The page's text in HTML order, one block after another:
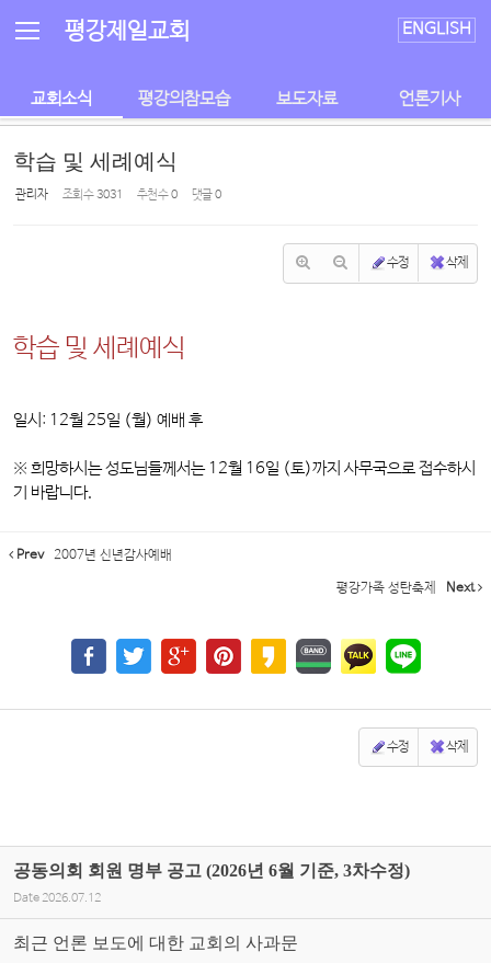
평강제일교회 ENGLISH
교회소식 평강의참모습 보도자료 언론기사
학습 및 세례예식
관리자 조회 수3031 추천 수0 댓글0
수정 삭제
학습 및 세례예식
일시: 12월 25일 (월) 예배 후
※ 희망하시는 성도님들께서는 12월 16일 (토)까지 사무국으로 접수하시
기 바랍니다.
Prev 2007년 신년감사예배
평강가족 성탄축제 Next
수정 삭제
공동의회 회원 명부 공고 (2026년 6월 기준, 3차수정)
Date 2026.07.12
최근 언론 보도에 대한 교회의 사과문